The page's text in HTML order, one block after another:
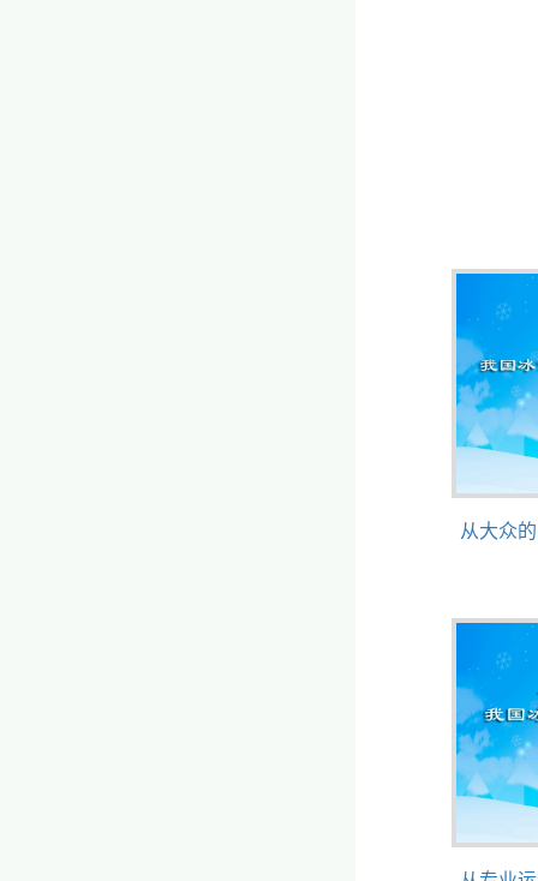
从大众